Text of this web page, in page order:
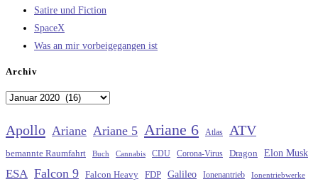
Satire und Fiction
SpaceX
Was an mir vorbeigegangen ist
Archiv
Archiv
Apollo Ariane Ariane 5 Ariane 6 Atlas ATV
bemannte Raumfahrt Buch Cannabis CDU Corona-Virus Dragon Elon Musk
ESA Falcon 9 Falcon Heavy FDP Galileo Ionenantrieb Ionentriebwerke